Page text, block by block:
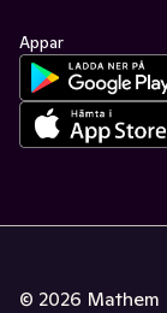
Appar
© 2026 Mathem